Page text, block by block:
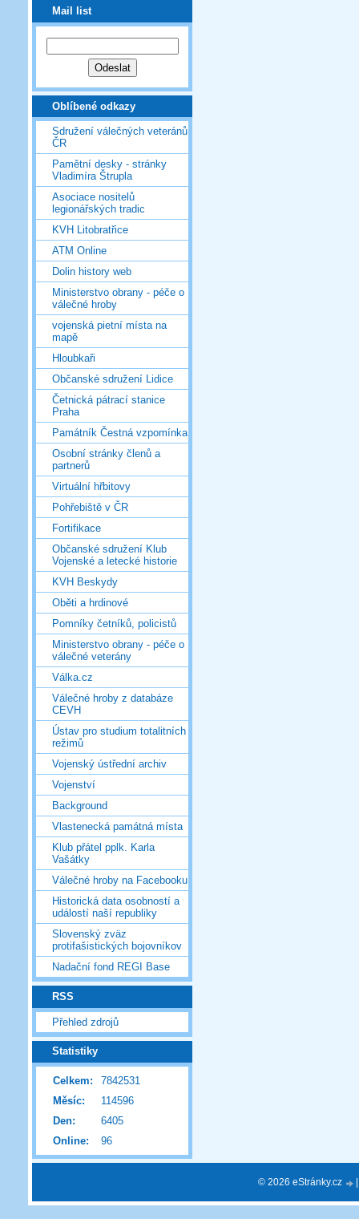
Mail list
Oblíbené odkazy
Sdružení válečných veteránů
ČR
Pamětní desky - stránky
Vladimíra Štrupla
Asociace nositelů
legionářských tradic
KVH Litobratřice
ATM Online
Dolin history web
Ministerstvo obrany - péče o
válečné hroby
vojenská pietní místa na
mapě
Hloubkaři
Občanské sdružení Lidice
Četnická pátrací stanice
Praha
Památník Čestná vzpomínka
Osobní stránky členů a
partnerů
Virtuální hřbitovy
Pohřebiště v ČR
Fortifikace
Občanské sdružení Klub
Vojenské a letecké historie
KVH Beskydy
Oběti a hrdinové
Pomníky četníků, policistů
Ministerstvo obrany - péče o
válečné veterány
Válka.cz
Válečné hroby z databáze
CEVH
Ústav pro studium totalitních
režimů
Vojenský ústřední archiv
Vojenství
Background
Vlastenecká památná místa
Klub přátel pplk. Karla
Vašátky
Válečné hroby na Facebooku
Historická data osobností a
událostí naší republiky
Slovenský zväz
protifašistických bojovníkov
Nadační fond REGI Base
RSS
Přehled zdrojů
Statistiky
Online: 96
Celkem:
7842531
Měsíc:
114596
Den:
6405
© 2026 eStránky.cz